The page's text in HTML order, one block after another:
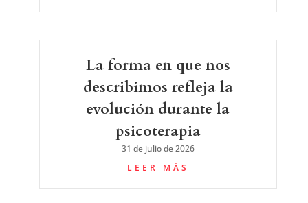
La forma en que nos
describimos refleja la
evolución durante la
psicoterapia
31 de julio de 2026
LEER MÁS